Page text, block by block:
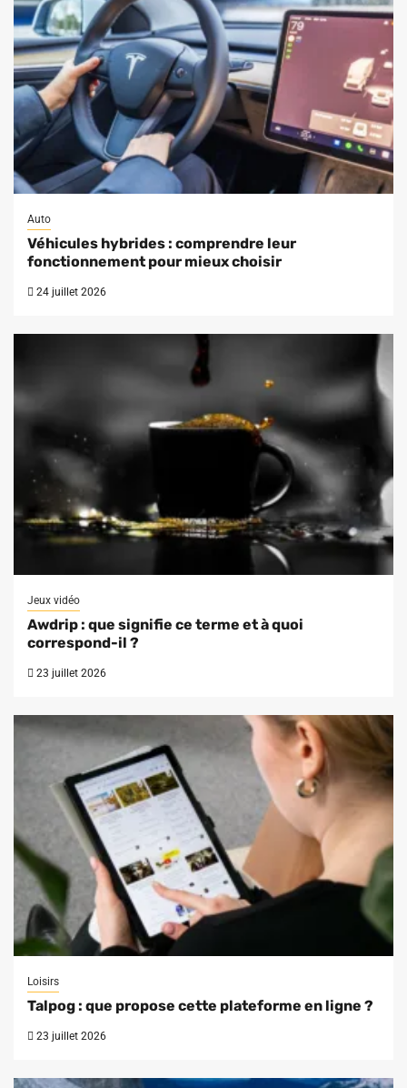
Auto
Véhicules hybrides : comprendre leur
fonctionnement pour mieux choisir
24 juillet 2026
Jeux vidéo
Awdrip : que signifie ce terme et à quoi
correspond-il ?
23 juillet 2026
Loisirs
Talpog : que propose cette plateforme en ligne ?
23 juillet 2026